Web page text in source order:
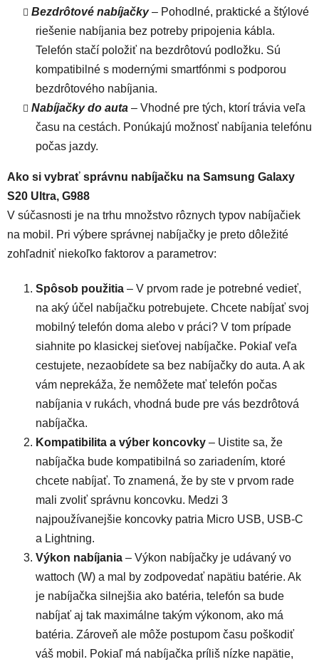
Bezdrôtové nabíjačky– Pohodlné, praktické a štýlové
riešenie nabíjania bez potreby pripojenia kábla.
Telefón stačí položiť na bezdrôtovú podložku. Sú
kompatibilné s modernými smartfónmi s podporou
bezdrôtového nabíjania.
Nabíjačky do auta – Vhodné pre tých, ktorí trávia veľa
času na cestách. Ponúkajú možnosť nabíjania telefónu
počas jazdy.
Ako si vybrať správnu nabíjačku na Samsung Galaxy
S20 Ultra, G988
V súčasnosti je na trhu množstvo rôznych typov nabíjačiek
na mobil. Pri výbere správnej nabíjačky je preto dôležité
zohľadniť niekoľko faktorov a parametrov:
Spôsob použitia – V prvom rade je potrebné vedieť,
na aký účel nabíjačku potrebujete. Chcete nabíjať svoj
mobilný telefón doma alebo v práci? V tom prípade
siahnite po klasickej sieťovej nabíjačke. Pokiaľ veľa
cestujete, nezaobídete sa bez nabíjačky do auta. A ak
vám neprekáža, že nemôžete mať telefón počas
nabíjania v rukách, vhodná bude pre vás bezdrôtová
nabíjačka.
Kompatibilita a výber koncovky – Uistite sa, že
nabíjačka bude kompatibilná so zariadením, ktoré
chcete nabíjať. To znamená, že by ste v prvom rade
mali zvoliť správnu koncovku. Medzi 3
najpoužívanejšie koncovky patria Micro USB, USB-C
a Lightning.
Výkon nabíjania – Výkon nabíjačky je udávaný vo
wattoch (W) a mal by zodpovedať napätiu batérie. Ak
je nabíjačka silnejšia ako batéria, telefón sa bude
nabíjať aj tak maximálne takým výkonom, ako má
batéria. Zároveň ale môže postupom času poškodiť
váš mobil. Pokiaľ má nabíjačka príliš nízke napätie,